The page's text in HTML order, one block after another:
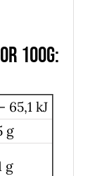
100g:
65,1 kJ
g
g